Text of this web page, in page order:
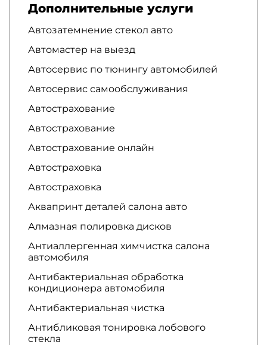
Дополнительные услуги
Автозатемнение стекол авто
Автомастер на выезд
Автосервис по тюнингу автомобилей
Автосервис самообслуживания
Автострахование
Автострахование
Автострахование онлайн
Автостраховка
Автостраховка
Аквапринт деталей салона авто
Алмазная полировка дисков
Антиаллергенная химчистка салона
автомобиля
Антибактериальная обработка
кондиционера автомобиля
Антибактериальная чистка
Антибликовая тонировка лобового
стекла